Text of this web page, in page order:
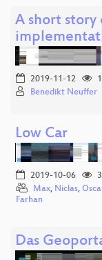
A short story
2019-11-12
Benedikt Neuffer
Low Car
2019-10-06
Max, Niclas,
Farhan
Das